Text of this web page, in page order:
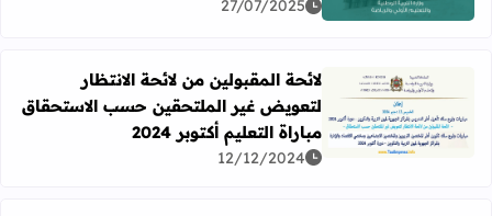
27/07/2025
اقرأ المزيد عن لائحة المقبولين من لائحة الانتظار لتعويض غير
لائحة المقبولين من لائحة الانتظار
لتعويض غير الملتحقين حسب الاستحقاق
مباراة التعليم أكتوبر 2024
12/12/2024